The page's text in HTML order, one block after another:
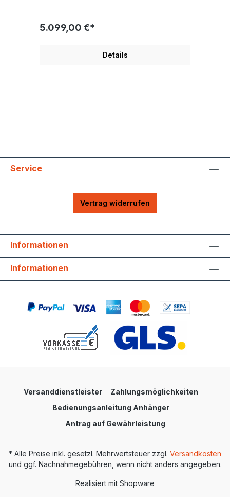
5.099,00 €*
Details
Service
Vertrag widerrufen
Informationen
Informationen
Versanddienstleister
Zahlungsmöglichkeiten
Bedienungsanleitung Anhänger
Antrag auf Gewährleistung
* Alle Preise inkl. gesetzl. Mehrwertsteuer zzgl. Versandkosten
und ggf. Nachnahmegebühren, wenn nicht anders angegeben.
Realisiert mit Shopware